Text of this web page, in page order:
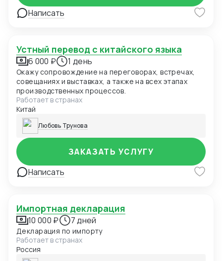
Написать
Устный перевод с китайского языка
6 000 ₽ 1 день
Окажу сопровождение на переговорах, встречах,
совещаниях и выставках, а также на всех этапах
производственных процессов.
Работает в странах
Китай
Любовь Трунова
Написать
ЗАКАЗАТЬ УСЛУГУ
Импортная декларация
10 000 ₽ 7 дней
Декларация по импорту
Работает в странах
Россия